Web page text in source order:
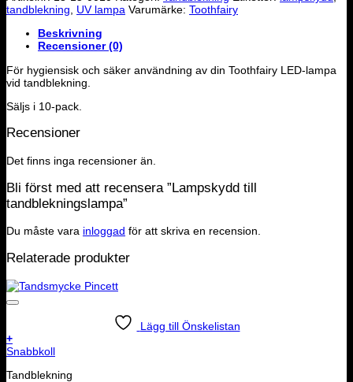
tandblekning
UV lampa Varumärke: Toothfairy
Beskrivning
Recensioner (0)
För hygiensisk och säker användning av din Toothfairy LED-lampa
vid tandblekning.
Säljs i 10-pack.
Recensioner
Det finns inga recensioner än.
Bli först med att recensera ”Lampskydd till
tandblekningslampa”
Du måste vara inloggad för att skriva en recension.
Relaterade produkter
Lägg till Önskelistan
+
Snabbkoll
Tandblekning